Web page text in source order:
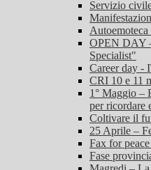
Servizio
Autoemoteca
OPEN DAY
Specialist"
Career day -
CRI 10 e 11
1° Maggio –
per ricordare
Coltivare il
25 Aprile –
Fax for
Fase